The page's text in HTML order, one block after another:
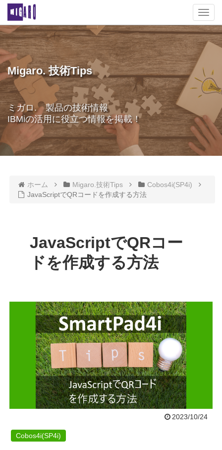
T
o
g
g
e
n
a
g
a
t
i
Migaro. 技術Tips
ミガロ. 製品の技術情報
IBMiの活用に役立つ情報を掲載！
ホーム Migaro.技術Tips
Cobos4i(SP4i)
JavaScriptでQRコードを作成する方法
JavaScriptでQRコー
ドを作成する方法
2023/10/24
Cobos4i(SP4i)